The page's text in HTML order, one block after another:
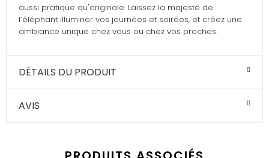
aussi pratique qu'originale. Laissez la majesté de
l’éléphant illuminer vos journées et soirées, et créez une
ambiance unique chez vous ou chez vos proches.
DÉTAILS DU PRODUIT
AVIS